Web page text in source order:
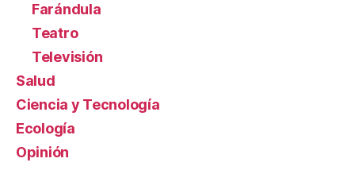
Farándula
Teatro
Televisión
Salud
Ciencia y Tecnología
Ecología
Opinión